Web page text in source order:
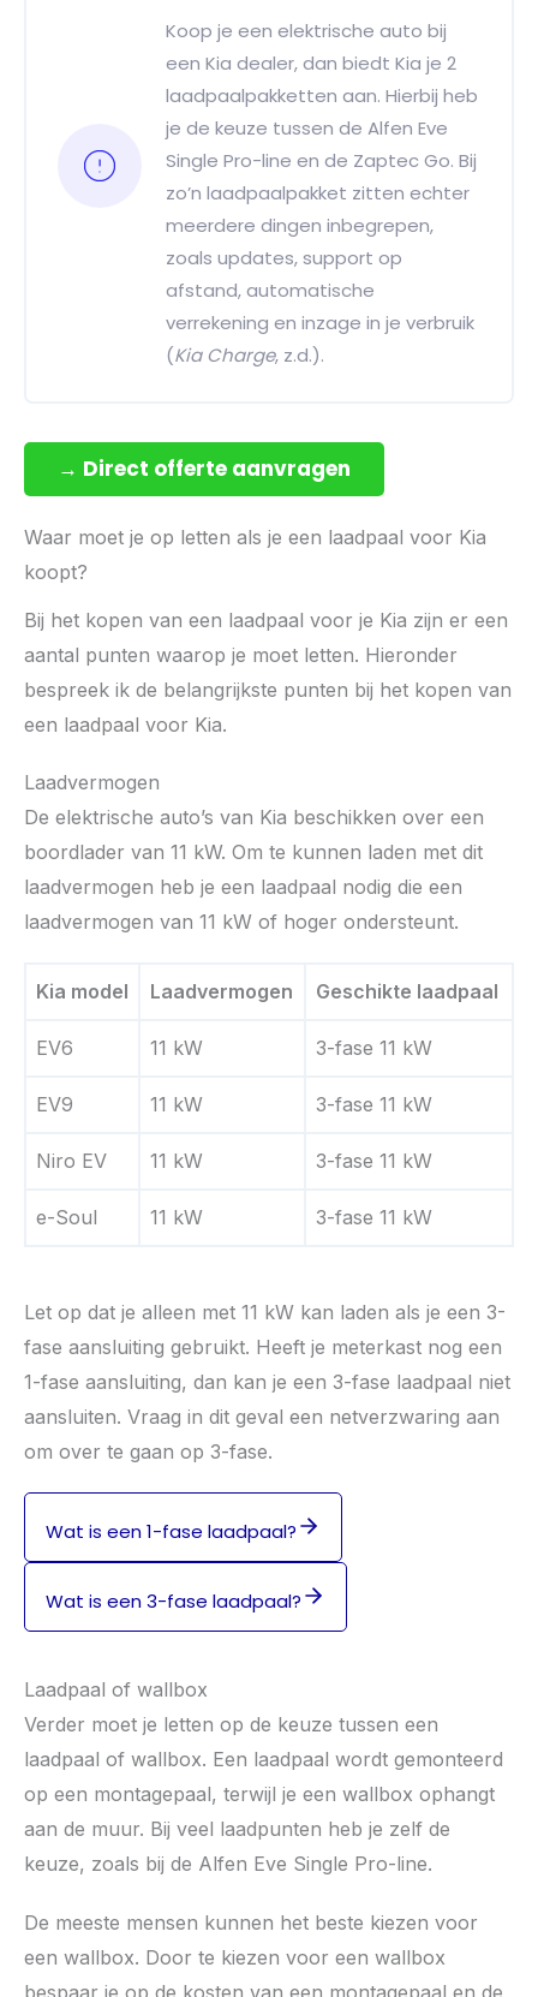
Koop je een elektrische auto bij
een Kia dealer, dan biedt Kia je 2
laadpaalpakketten aan. Hierbij heb
je de keuze tussen de Alfen Eve
Single Pro-line en de Zaptec Go. Bij
zo’n laadpaalpakket zitten echter
meerdere dingen inbegrepen,
zoals updates, support op
afstand, automatische
verrekening en inzage in je verbruik
(Kia Charge, z.d.).
→ Direct offerte aanvragen
Waar moet je op letten als je een laadpaal voor Kia
koopt?
Bij het kopen van een laadpaal voor je Kia zijn er een
aantal punten waarop je moet letten. Hieronder
bespreek ik de belangrijkste punten bij het kopen van
een laadpaal voor Kia.
Laadvermogen
De elektrische auto’s van Kia beschikken over een
boordlader van 11 kW. Om te kunnen laden met dit
laadvermogen heb je een laadpaal nodig die een
laadvermogen van 11 kW of hoger ondersteunt.
Kia model Laadvermogen Geschikte laadpaal
EV6 11 kW 3-fase 11 kW
EV9 11 kW 3-fase 11 kW
Niro EV 11 kW 3-fase 11 kW
e-Soul 11 kW 3-fase 11 kW
Let op dat je alleen met 11 kW kan laden als je een 3-
fase aansluiting gebruikt. Heeft je meterkast nog een
1-fase aansluiting, dan kan je een 3-fase laadpaal niet
aansluiten. Vraag in dit geval een netverzwaring aan
om over te gaan op 3-fase.
Wat is een 1-fase laadpaal?
Wat is een 3-fase laadpaal?
Laadpaal of wallbox
Verder moet je letten op de keuze tussen een
laadpaal of wallbox. Een laadpaal wordt gemonteerd
op een montagepaal, terwijl je een wallbox ophangt
aan de muur. Bij veel laadpunten heb je zelf de
keuze, zoals bij de Alfen Eve Single Pro-line.
De meeste mensen kunnen het beste kiezen voor
een wallbox. Door te kiezen voor een wallbox
bespaar je op de kosten van een montagepaal en de